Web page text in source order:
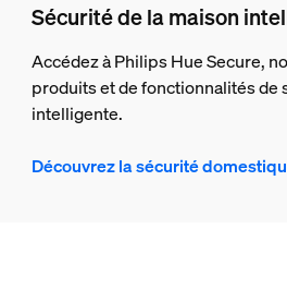
Sécurité de la maison
Accédez à Philips Hue Secure,
produits et de fonctionnalités de
intelligente.
Découvrez la sécurité